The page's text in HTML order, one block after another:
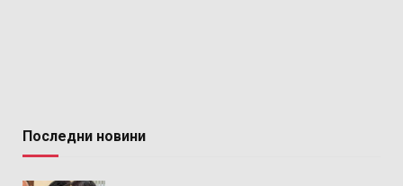
Последни новини